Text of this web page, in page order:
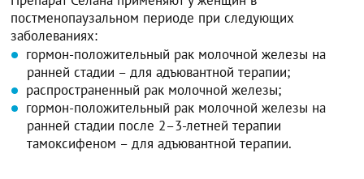
постменопаузальном периоде при следующих
заболеваниях:
гормон-положительный рак молочной железы на
ранней стадии – для адъювантной терапии;
распространенный рак молочной железы;
гормон-положительный рак молочной железы на
ранней стадии после 2–3-летней терапии
тамоксифеном – для адъювантной терапии.